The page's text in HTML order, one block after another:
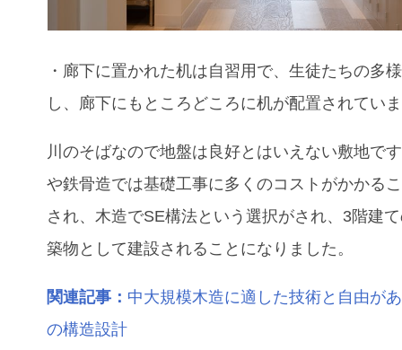
・廊下に置かれた机は自習用で、生徒たちの多
し、廊下にもところどころに机が配置されてい
川のそばなので地盤は良好とはいえない敷地で
や鉄骨造では基礎工事に多くのコストがかかる
され、木造でSE構法という選択がされ、3階建
築物として建設されることになりました。
関連記事： 中大規模木造に適した技術と自由が
の構造設計